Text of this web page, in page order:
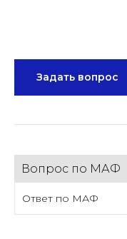
Задать вопрос
Вопрос по МАФ
Ответ по МАФ